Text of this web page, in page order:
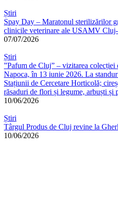
Știri
Spay Day – Maratonul sterilizărilor
clinicile veterinare ale USAMV
07/07/2026
Știri
”Pafum de Cluj” – vizitarea
Napoca, în 13 iunie 2026. La
Stațiunii de Cercetare Horticolă;
răsaduri de flori și legume, arbuști și
10/06/2026
Știri
Târgul Produs de Cluj revine la
10/06/2026